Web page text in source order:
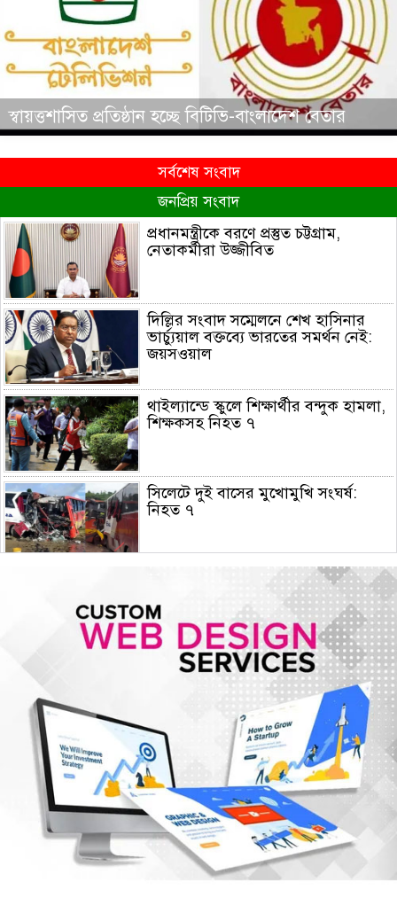
স্বায়ত্তশাসিত প্রতিষ্ঠান হচ্ছে বিটিভি-বাংলাদেশ বেতার
সর্বশেষ সংবাদ
জনপ্রিয় সংবাদ
প্রধানমন্ত্রীকে বরণে প্রস্তুত চট্টগ্রাম,
নেতাকর্মীরা উজ্জীবিত
দিল্লির সংবাদ সম্মেলনে শেখ হাসিনার
ভার্চ্যুয়াল বক্তব্যে ভারতের সমর্থন নেই:
জয়সওয়াল
থাইল্যান্ডে স্কুলে শিক্ষার্থীর বন্দুক হামলা,
শিক্ষকসহ নিহত ৭
সিলেটে দুই বাসের মুখোমুখি সংঘর্ষ:
নিহত ৭
রাষ্ট্রপতি নির্বাচনের তফসিল ঘোষণা:
নির্বাচন ২০ আগস্ট, ভোটার ৩৪৯ জন
স্বায়ত্তশাসিত প্রতিষ্ঠান হচ্ছে বিটিভি-
বাংলাদেশ বেতার
৯ সেপ্টেম্বর থেকে লং মার্চ-রেলযাত্রার
কর্মসূচি, ১৪ নভেম্বরে ঢাকায় মহাসমাবেশ
হরমুজে নতুন নৌপথে ওমানের সঙ্গে
সমঝোতায় ইরান